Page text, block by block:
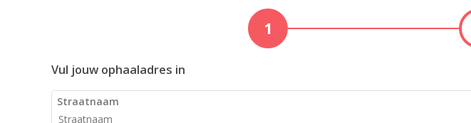
1
Vul jouw ophaaladres in
Straatnaam